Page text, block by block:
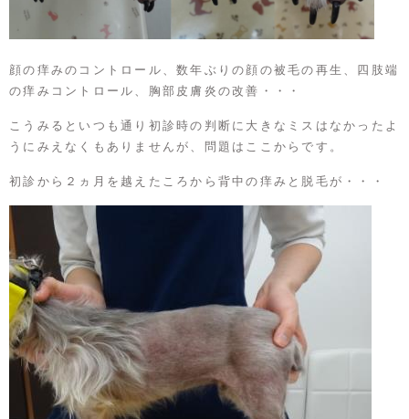
顔の痒みのコントロール、数年ぶりの顔の被毛の再生、四肢端
の痒みコントロール、胸部皮膚炎の改善・・・
こうみるといつも通り初診時の判断に大きなミスはなかったよ
うにみえなくもありませんが、問題はここからです。
初診から２ヵ月を越えたころから背中の痒みと脱毛が・・・